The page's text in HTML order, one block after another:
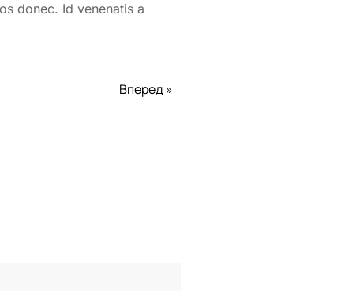
donec. Id venenatis a
Вперед »